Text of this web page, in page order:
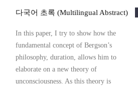
다국어 초록 (Multilingual Abstract)
In this paper, I try to show how the
fundamental concept of Bergson’s
philosophy, duration, allows him to
elaborate on a new theory of
unconsciousness. As this theory is